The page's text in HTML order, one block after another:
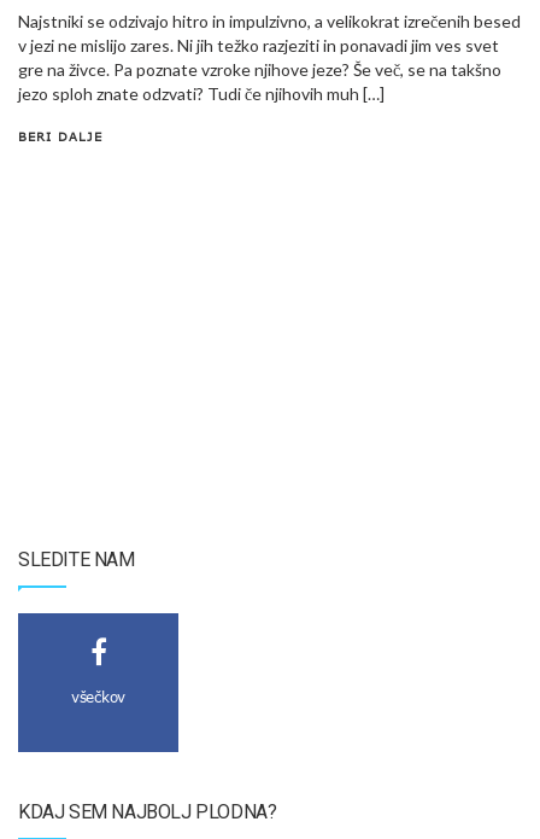
Najstniki se odzivajo hitro in impulzivno, a velikokrat izrečenih besed
v jezi ne mislijo zares. Ni jih težko razjeziti in ponavadi jim ves svet
gre na živce. Pa poznate vzroke njihove jeze? Še več, se na takšno
jezo sploh znate odzvati? Tudi če njihovih muh […]
BERI DALJE
SLEDITE NAM
všečkov
KDAJ SEM NAJBOLJ PLODNA?